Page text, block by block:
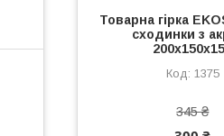
Товарна гірка
сходинки з
1375
345 ₴